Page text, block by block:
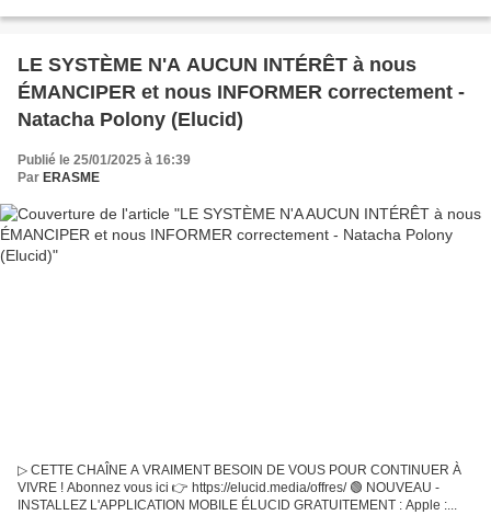
LE SYSTÈME N'A AUCUN INTÉRÊT à nous
ÉMANCIPER et nous INFORMER correctement -
Natacha Polony (Elucid)
Publié le 25/01/2025 à 16:39
Par ERASME
▷ CETTE CHAÎNE A VRAIMENT BESOIN DE VOUS POUR CONTINUER À
VIVRE ! Abonnez vous ici 👉 https://elucid.media/offres/ 🟢 NOUVEAU -
INSTALLEZ L'APPLICATION MOBILE ÉLUCID GRATUITEMENT : Apple :...